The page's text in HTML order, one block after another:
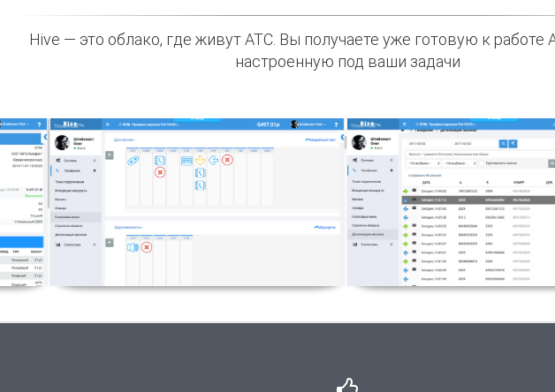
Hive — это облако, где живут АТС. Вы получаете уже готовую к работе
настроенную под ваши задачи
Голосовое меню Записи